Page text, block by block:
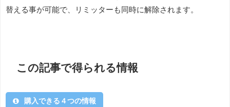
替える事が可能で、リミッターも同時に解除されます。
この記事で得られる情報
購入できる４つの情報